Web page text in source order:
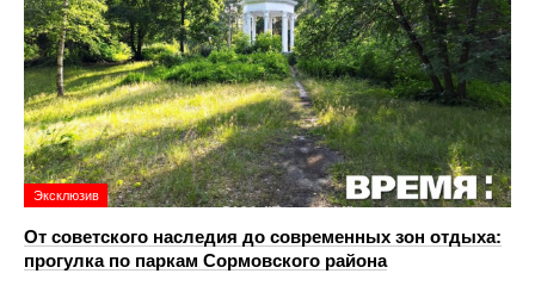
Эксклюзив
От советского наследия до современных зон отдыха:
прогулка по паркам Сормовского района